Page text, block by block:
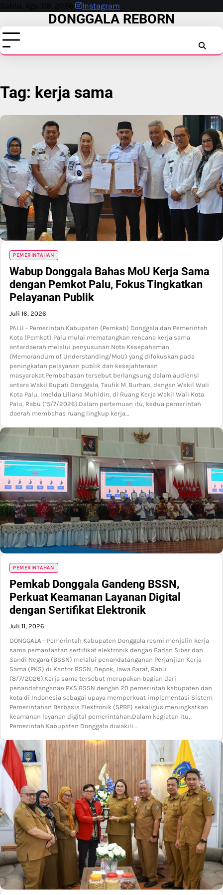
Skip
content
Sabtu, Agu 08, 2026 Instagram
DONGGALA REBORN
Tag: kerja sama
PEMERINTAHAN
Wabup Donggala Bahas MoU Kerja Sama
dengan Pemkot Palu, Fokus Tingkatkan
Pelayanan Publik
Juli 16, 2026
PALU - Pemerintah Kabupaten (Pemkab) Donggala dan Pemerintah
Kota (Pemkot) Palu mulai mematangkan rencana kerja sama
antardaerah melalui penyusunan Nota Kesepahaman
(Memorandum of Understanding/MoU) yang difokuskan pada
peningkatan pelayanan publik dan kesejahteraan
masyarakat.Pembahasan tersebut berlangsung dalam audiensi
antara Wakil Bupati Donggala, Taufik M. Burhan, dengan Wakil Wali
Kota Palu, Imelda Liliana Muhidin, di Ruang Kerja Wakil Wali Kota
Palu, Rabu (15/7/2026).Dalam pertemuan itu, kedua pemerintah
daerah membahas ruang lingkup kerja…
PEMERINTAHAN
Pemkab Donggala Gandeng BSSN,
Perkuat Keamanan Layanan Digital
dengan Sertifikat Elektronik
Juli 11, 2026
DONGGALA - Pemerintah Kabupaten Donggala resmi menjalin kerja
sama pemanfaatan sertifikat elektronik dengan Badan Siber dan
Sandi Negara (BSSN) melalui penandatanganan Perjanjian Kerja
Sama (PKS) di Kantor BSSN, Depok, Jawa Barat, Rabu
(8/7/2026).Kerja sama tersebut merupakan bagian dari
penandatanganan PKS BSSN dengan 20 pemerintah kabupaten dan
kota di Indonesia sebagai upaya memperkuat implementasi Sistem
Pemerintahan Berbasis Elektronik (SPBE) sekaligus meningkatkan
keamanan layanan digital pemerintahan.Dalam kegiatan itu,
Pemerintah Kabupaten Donggala diwakili…